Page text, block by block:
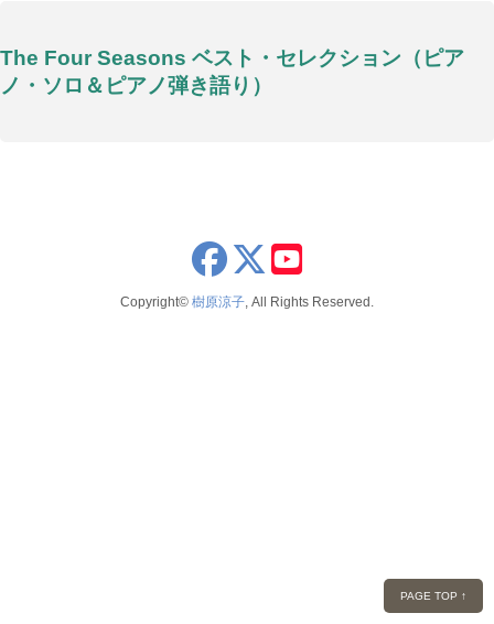
The Four Seasons ベスト・セレクション（ピア
ノ・ソロ＆ピアノ弾き語り）
x
Copyright© 樹原涼子 , All Rights Reserved.
PAGE TOP ↑